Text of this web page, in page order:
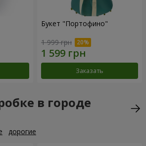
Букет "Портофино"
1 999 грн
Заказать
в городе
дорогие